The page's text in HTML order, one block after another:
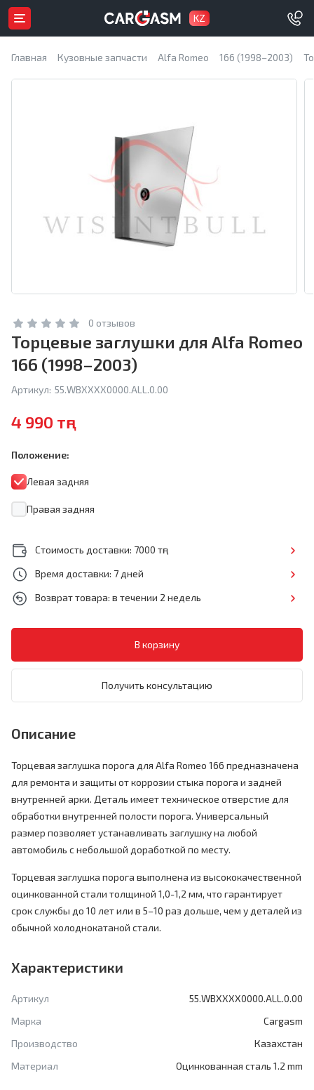
KZ
Главная Кузовные запчасти Alfa Romeo 166 (1998–2003)
0 отзывов
Торцевые заглушки для Alfa Romeo
166 (1998–2003)
Артикул: 55.WBXXXX0000.ALL.0.00
4 990 тңг
Положение:
Левая задняя
Правая задняя
Стоимость доставки: 7000 тңг
Время доставки: 7 дней
Возврат товара: в течении 2 недель
Получить консультацию
Описание
Торцевая заглушка порога для Alfa Romeo 166 предназначена
для ремонта и защиты от коррозии стыка порога и задней
внутренней арки. Деталь имеет техническое отверстие для
обработки внутренней полости порога. Универсальный
размер позволяет устанавливать заглушку на любой
автомобиль с небольшой доработкой по месту.
Торцевая заглушка порога выполнена из высококачественной
оцинкованной стали толщиной 1,0-1,2 мм, что гарантирует
срок службы до 10 лет или в 5–10 раз дольше, чем у деталей из
обычной холоднокатаной стали.
Характеристики
Артикул
55.WBXXXX0000.ALL.0.00
Марка
Cargasm
Производство
Казахстан
Материал
Оцинкованная сталь 1.2 mm